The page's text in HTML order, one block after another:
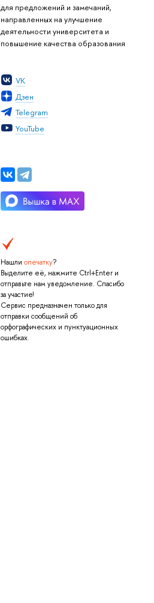
для предложений и замечаний,
направленных на улучшение
деятельности университета и
повышение качества образования
VK
Дзен
Telegram
YouTube
Нашли опечатку?
Выделите её, нажмите Ctrl+Enter и
отправьте нам уведомление. Спасибо
за участие!
Сервис предназначен только для
отправки сообщений об
орфографических и пунктуационных
ошибках.